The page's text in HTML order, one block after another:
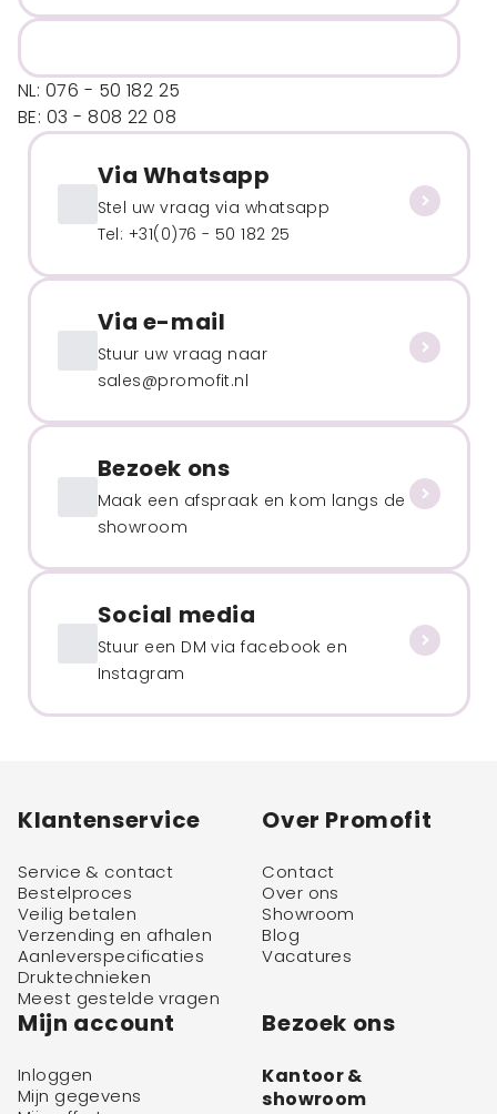
NL: 076 - 50 182 25
BE: 03 - 808 22 08
Via Whatsapp
Stel uw vraag via whatsapp
Tel: +31(0)76 - 50 182 25
Via e-mail
Stuur uw vraag naar
sales@promofit.nl
Bezoek ons
Maak een afspraak en kom langs de
showroom
Social media
Stuur een DM via facebook en
Instagram
Klantenservice
Service & contact
Bestelproces
Veilig betalen
Verzending en afhalen
Aanleverspecificaties
Druktechnieken
Meest gestelde vragen
Over Promofit
Contact
Over ons
Showroom
Blog
Vacatures
Mijn account
Inloggen
Mijn gegevens
Bezoek ons
Kantoor &
showroom